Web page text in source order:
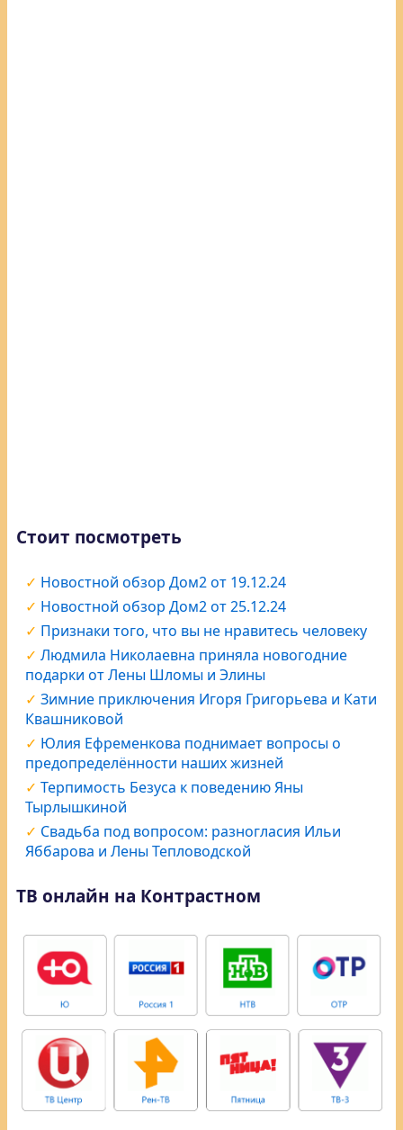
Стоит посмотреть
Новостной обзор Дом2 от 19.12.24
Новостной обзор Дом2 от 25.12.24
Признаки того, что вы не нравитесь человеку
Людмила Николаевна приняла новогодние
подарки от Лены Шломы и Элины
Зимние приключения Игоря Григорьева и Кати
Квашниковой
Юлия Ефременкова поднимает вопросы о
предопределённости наших жизней
Терпимость Безуса к поведению Яны
Тырлышкиной
Свадьба под вопросом: разногласия Ильи
Яббарова и Лены Тепловодской
ТВ онлайн на Контрастном